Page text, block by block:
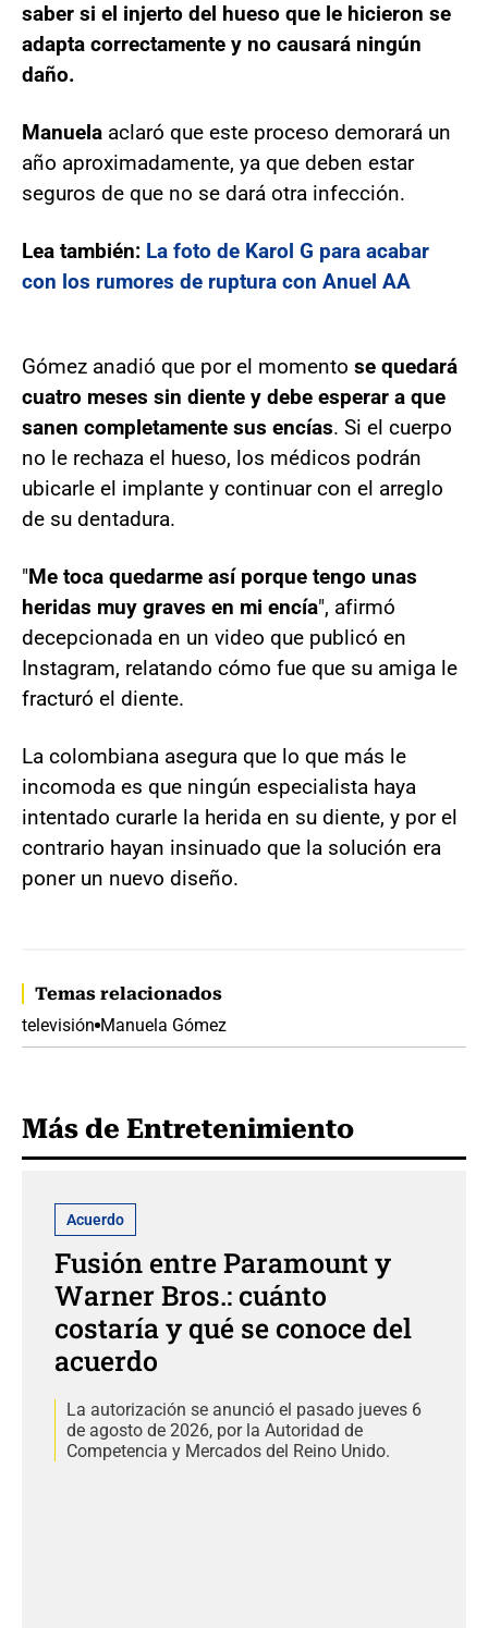
saber si el injerto del hueso que le hicieron se
adapta correctamente y no causará ningún
daño.
Manuela aclaró que este proceso demorará un
año aproximadamente, ya que deben estar
seguros de que no se dará otra infección.
Lea también: La foto de Karol G para acabar
con los rumores de ruptura con Anuel AA
Gómez anadió que por el momento se quedará
cuatro meses sin diente y debe esperar a que
sanen completamente sus encías. Si el cuerpo
no le rechaza el hueso, los médicos podrán
ubicarle el implante y continuar con el arreglo
de su dentadura.
"Me toca quedarme así porque tengo unas
heridas muy graves en mi encía", afirmó
decepcionada en un video que publicó en
Instagram, relatando cómo fue que su amiga le
fracturó el diente.
La colombiana asegura que lo que más le
incomoda es que ningún especialista haya
intentado curarle la herida en su diente, y por el
contrario hayan insinuado que la solución era
poner un nuevo diseño.
Temas relacionados
televisión Manuela Gómez
Más de Entretenimiento
Acuerdo
Fusión entre Paramount y
Warner Bros.: cuánto
costaría y qué se conoce del
acuerdo
La autorización se anunció el pasado jueves 6
de agosto de 2026, por la Autoridad de
Competencia y Mercados del Reino Unido.